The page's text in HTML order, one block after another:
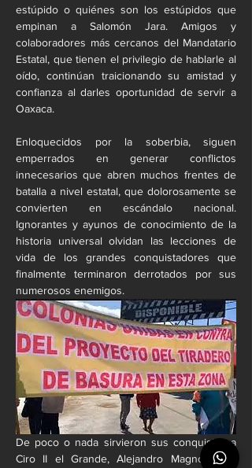
estúpido o quiénes son los estúpidos que
empinan a Salomón Jara. Amigos y
colaboradores más cercanos del Mandatario
Estatal, que tienen el privilegio de hablarle al
oído, continúan traicionando su amistad y
confianza al darles oportunidad de servir a
Oaxaca.
Enloquecidos por la soberbia, siguen
emperrados en generar conflictos
innecesarios que abren muchos frentes de
batalla a nivel estatal, que dolorosamente se
convierten en escándalo nacional.
Ignorantes y ayunos de conocimiento de la
historia universal olvidan las lecciones de
vida de los grandes conquistadores que
finalmente terminaron derrotados por sus
numerosos enemigos.
De poco o nada sirvieron sus conquistas a
Ciro II el Grande, Alejandro Magno, Julio